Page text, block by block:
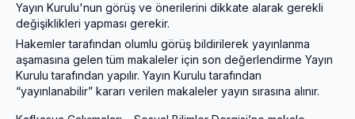
Yayın Kurulu'nun görüş ve önerilerini dikkate alarak gerekli
değişiklikleri yapması gerekir.
Hakemler tarafından olumlu görüş bildirilerek yayınlanma
aşamasına gelen tüm makaleler için son değerlendirme Yayın
Kurulu tarafından yapılır. Yayın Kurulu tarafından
“yayınlanabilir” kararı verilen makaleler yayın sırasına alınır.